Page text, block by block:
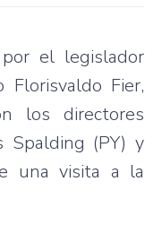
por el legislador
Florisvaldo Fier,
los directores
Spalding (PY) y
una visita a la